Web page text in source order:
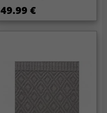
49.99 €